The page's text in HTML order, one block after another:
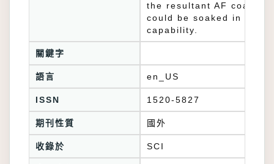
the resultant AF coating
could be soaked in
capability.
關鍵字
語言 en_US
ISSN 1520-5827
期刊性質 國外
收錄於